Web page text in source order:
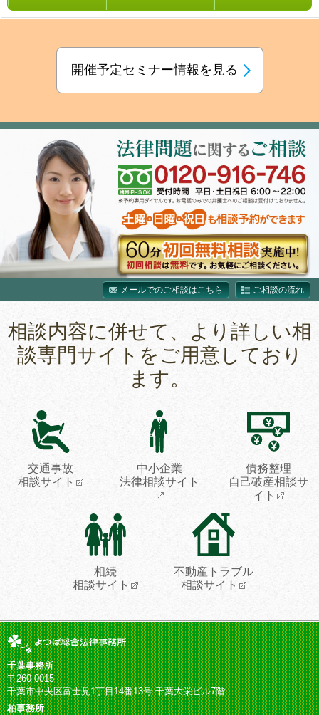
開催予定セミナー情報を見る
メールでのご相談はこちら ご相談の流れ
相談内容に併せて、より詳しい相
談専門サイトをご用意しており
ます。
交通事故
相談サイト
中小企業
法律相談サイト
債務整理
自己破産相談サ
イト
相続
相談サイト
不動産トラブル
相談サイト
千葉事務所
〒260-0015
千葉市中央区富士見1丁目14番13号 千葉大栄ビル7階
柏事務所